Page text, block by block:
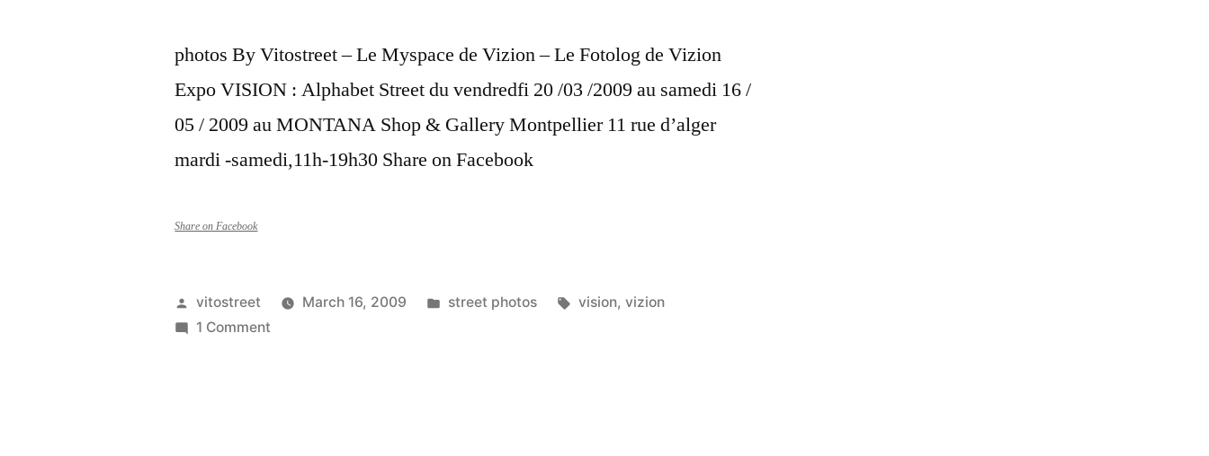
photos By Vitostreet – Le Myspace de Vizion – Le Fotolog de Vizion
Expo VISION : Alphabet Street du vendredfi 20 /03 /2009 au samedi 16 /
05 / 2009 au MONTANA Shop & Gallery Montpellier 11 rue d’alger
mardi -samedi,11h-19h30 Share on Facebook
Share on Facebook
Posted
by
vitostreet March 16, 2009
Posted
street photos Tags:
vision, vizion
1 Comment